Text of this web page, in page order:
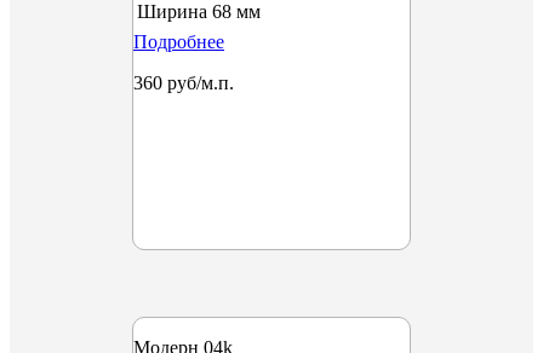
Ширина 68 мм
Подробнее
360 руб/м.п.
Модерн 04k